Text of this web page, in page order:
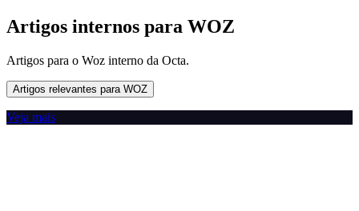
Artigos internos para WOZ
Artigos para o Woz interno da Octa.
Artigos relevantes para WOZ
Veja mais